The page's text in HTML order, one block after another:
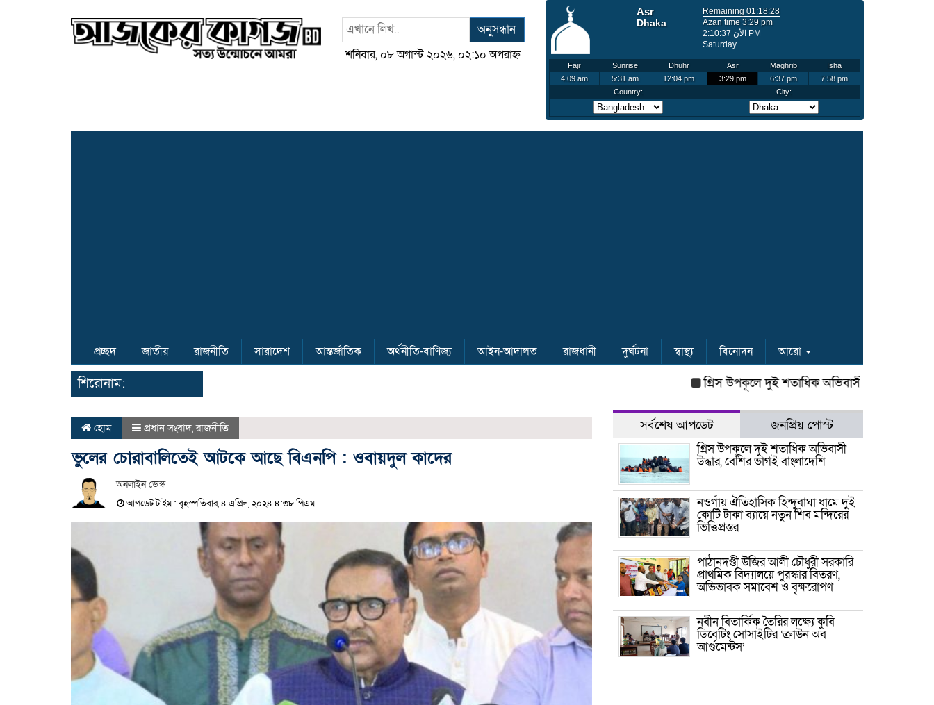
অনুসন্ধান
শনিবার, ০৮ অগাস্ট ২০২৬, ০২:১০ অপরাহ্ন
প্রচ্ছদ জাতীয় রাজনীতি সারাদেশ আন্তর্জাতিক অর্থনীতি-বাণিজ্য আইন-আদালত রাজধানী দুর্ঘটনা স্বাস্থ্য বিনোদন আরো
শিরোনাম: গ্রিস উপকূলে দুই শতাধিক অভিবাসী উদ্ধার, বেশির ভাগই
হোম প্রধান সংবাদ,রাজনীতি
ভুলের চোরাবালিতেই আটকে আছে বিএনপি : ওবায়দুল কাদের
অনলাইন ডেস্ক
আপডেট টাইম : বৃহস্পতিবার, ৪ এপ্রিল, ২০২৪ ৪:৩৮ পিএম
সর্বশেষ আপডেট জনপ্রিয় পোস্ট
গ্রিস উপকূলে দুই শতাধিক অভিবাসী
উদ্ধার, বেশির ভাগই বাংলাদেশি
নওগাঁয় ঐতিহাসিক হিন্দুবাঘা ধামে দুই
কোটি টাকা ব্যায়ে নতুন শিব মন্দিরের
ভিত্তিপ্রস্তর
পাঠানদণ্ডী উজির আলী চৌধুরী সরকারি
প্রাথমিক বিদ্যালয়ে পুরস্কার বিতরণ,
অভিভাবক সমাবেশ ও বৃক্ষরোপণ
নবীন বিতার্কিক তৈরির লক্ষ্যে কুবি
ডিবেটিং সোসাইটির ‘ক্রাউন অব
আর্গুমেন্টস’